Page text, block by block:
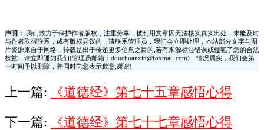
声明：
我们致力于保护作者版权，注重分享，被刊用文章因无法核实真实出处，未能及时
与作者取得联系，或有版权异议的，请联系管理员，我们会立即处理，本站部分文字与图
片资源来自于网络，转载是出于传递更多信息之目的,若有来源标注错误或侵犯了您的合法
权益，请立即通知我们(管理员邮箱：douchuanxin@foxmail.com)，情况属实，我们会第
一时间予以删除，并同时向您表示歉意,谢谢!
上一篇: 《道德经》第七十五章感悟心得
下一篇: 《道德经》第七十七章感悟心得